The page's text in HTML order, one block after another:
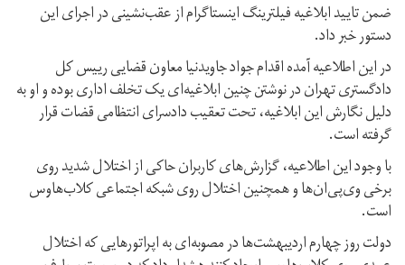
ضمن تایید ابلاغیه فیلترینگ اینستاگرام از عقب‌نشینی در اجرای این
دستور خبر داد.
در این اطلاعیه آمده اقدام جواد جاویدنیا معاون قضایی رییس کل
دادگستری تهران در نوشتن چنین ابلاغیه‌ای یک تخلف اداری بوده و او به
دلیل نگارش این ابلاغیه، تحت تعقیب دادسرای انتظامی قضات قرار
گرفته است.
با وجود این اطلاعیه، گزارش‌های کاربران حاکی از اختلال شدید روی
برخی وی‌پی‌ان‌ها و همچنین اختلال روی شبکه اجتماعی کلاب‌هاوس
است.
دولت روز چهارم اردیبهشت‌ها در مصوبه‌ای به اپراتورهایی که اختلال